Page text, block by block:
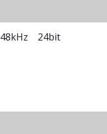
48kHz 24bit